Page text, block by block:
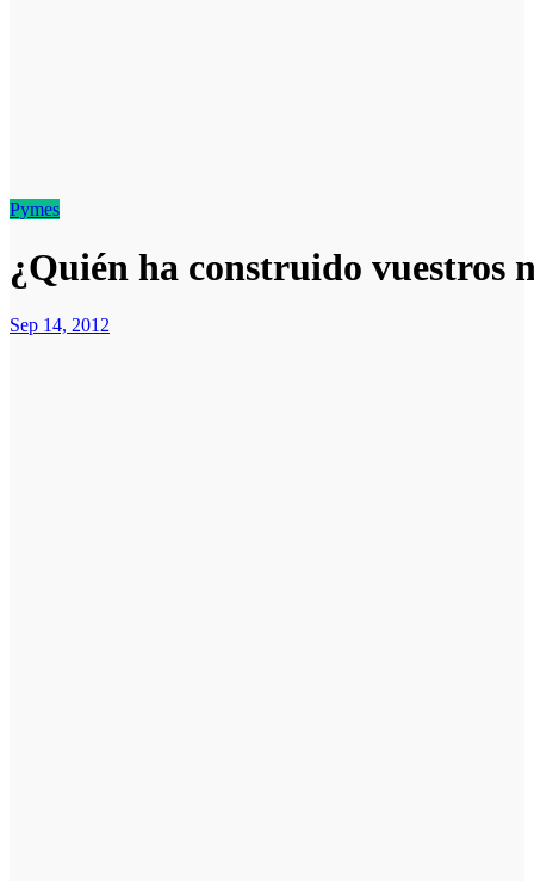
Pymes
¿Quién ha construido vuestros
Sep 14, 2012